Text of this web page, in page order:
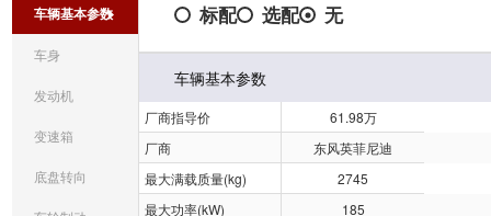
车辆基本参数
车身
发动机
变速箱
底盘转向
标配 选配 无
车辆基本参数
厂商指导价
61.98万
厂商
东风英菲尼迪
最大满载质量(kg)
2745
最大功率(kW)
185